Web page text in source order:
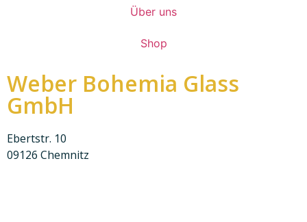
Über uns
Shop
Weber Bohemia Glass
GmbH
Ebertstr. 10
09126 Chemnitz